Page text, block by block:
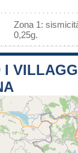
Zona 1:
0,25g.
I